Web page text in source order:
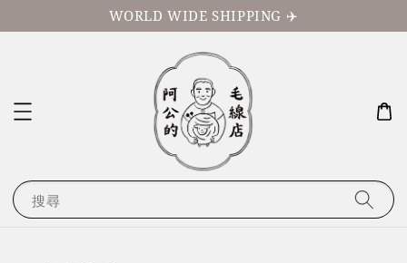
WORLD WIDE SHIPPING ✈️
搜尋